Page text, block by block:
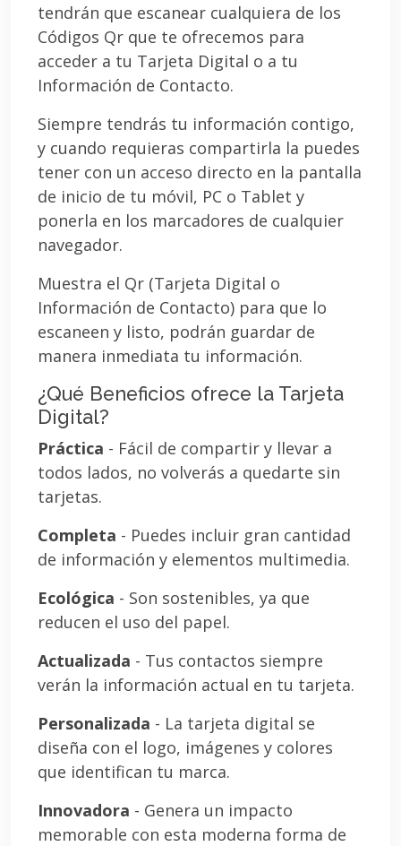
tendrán que escanear cualquiera de los
Códigos Qr que te ofrecemos para
acceder a tu Tarjeta Digital o a tu
Información de Contacto.
Siempre tendrás tu información contigo,
y cuando requieras compartirla la puedes
tener con un acceso directo en la pantalla
de inicio de tu móvil, PC o Tablet y
ponerla en los marcadores de cualquier
navegador.
Muestra el Qr (Tarjeta Digital o
Información de Contacto) para que lo
escaneen y listo, podrán guardar de
manera inmediata tu información.
¿Qué Beneficios ofrece la Tarjeta
Digital?
Práctica - Fácil de compartir y llevar a
todos lados, no volverás a quedarte sin
tarjetas.
Completa - Puedes incluir gran cantidad
de información y elementos multimedia.
Ecológica - Son sostenibles, ya que
reducen el uso del papel.
Actualizada - Tus contactos siempre
verán la información actual en tu tarjeta.
Personalizada - La tarjeta digital se
diseña con el logo, imágenes y colores
que identifican tu marca.
Innovadora - Genera un impacto
memorable con esta moderna forma de